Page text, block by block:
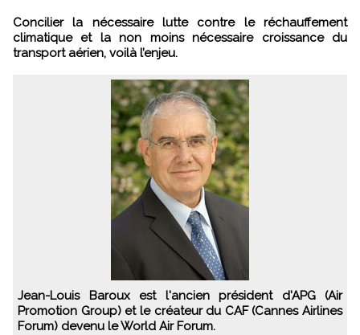
Concilier la nécessaire lutte contre le réchauffement
climatique et la non moins nécessaire croissance du
transport aérien, voilà l’enjeu.
Jean-Louis Baroux est l'ancien président d'APG (Air
Promotion Group) et le créateur du CAF (Cannes Airlines
Forum) devenu le World Air Forum.